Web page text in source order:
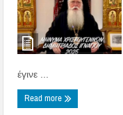
έγινε ...
Read more